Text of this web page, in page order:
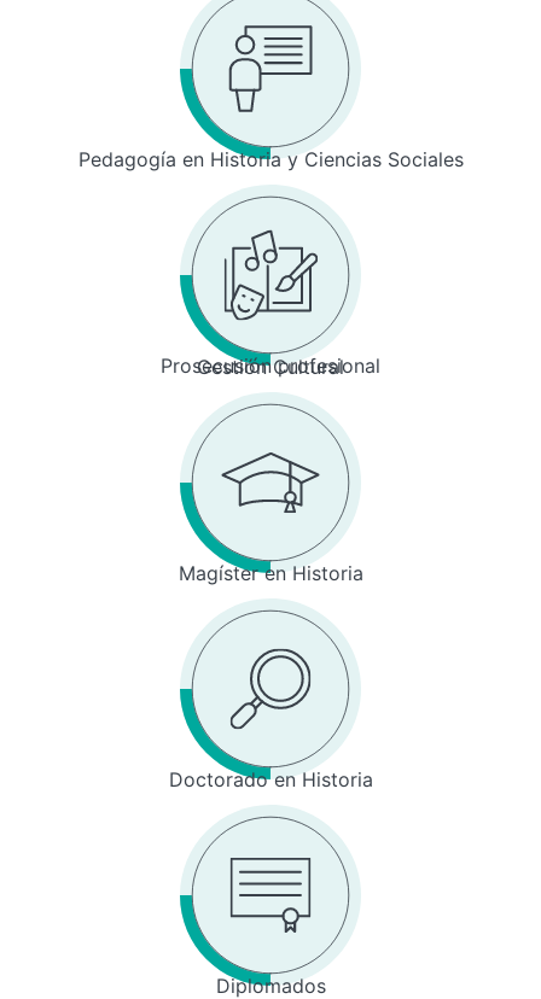
Pedagogía en Historia y Ciencias Sociales
Prosecusión profesional
Gestión Cultural
Magíster en Historia
Doctorado en Historia
Diplomados